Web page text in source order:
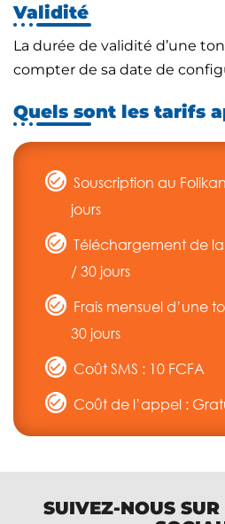
Validité
La durée de validité d’une
compter de sa date de
Quels sont les tarifs
Souscription au
jours
Téléchargement de la
/ 30 jours
Frais mensuel d’une
30 jours
Coût SMS : 10 FCFA
Coût de l’appel :
SUIVEZ-NOUS SUR